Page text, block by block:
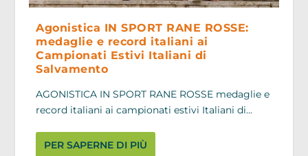
Agonistica IN SPORT RANE ROSSE:
medaglie e record italiani ai
Campionati Estivi Italiani di
Salvamento
AGONISTICA IN SPORT RANE ROSSE medaglie e
record italiani ai campionati estivi Italiani di...
PER SAPERNE DI PIÙ